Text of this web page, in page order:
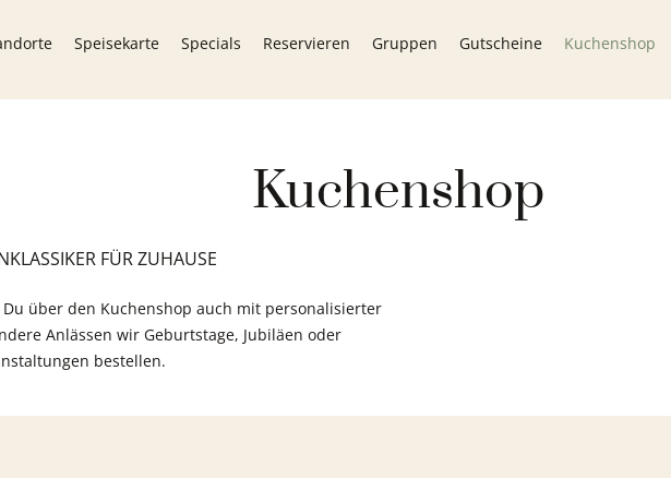
Speisekarte Specials Reservieren Gruppen Gutscheine Kuchenshop
Kuchenshop
FÜR ZUHAUSE
über den Kuchenshop auch mit personalisierter
Anlässen wir Geburtstage, Jubiläen oder
bestellen.